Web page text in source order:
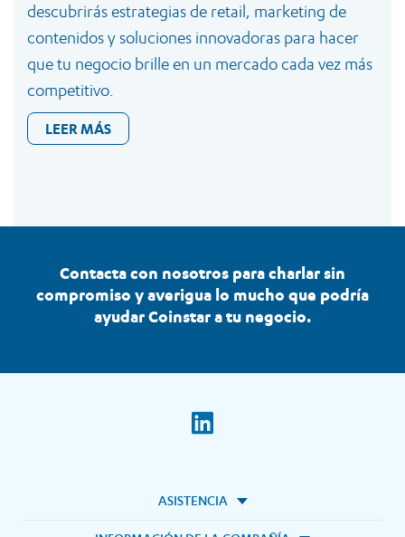
descubrirás estrategias de retail, marketing de
contenidos y soluciones innovadoras para hacer
que tu negocio brille en un mercado cada vez más
competitivo.
LEER MÁS
Contacta con nosotros para charlar sin
compromiso y averigua lo mucho que podría
ayudar Coinstar a tu negocio.
ASISTENCIA